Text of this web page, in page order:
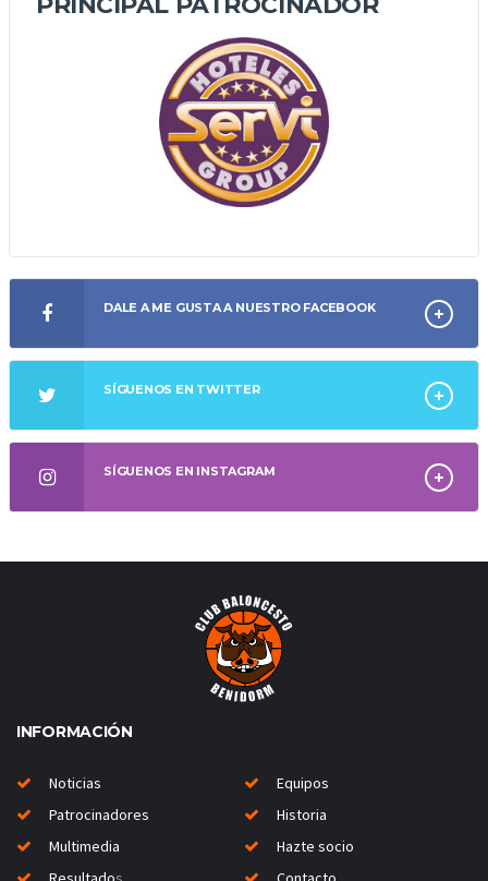
DALE A ME GUSTA A NUESTRO FACEBOOK
SÍGUENOS EN TWITTER
SÍGUENOS EN INSTAGRAM
INFORMACIÓN
Noticias
Equipos
Patrocinadores
Historia
Multimedia
Hazte socio